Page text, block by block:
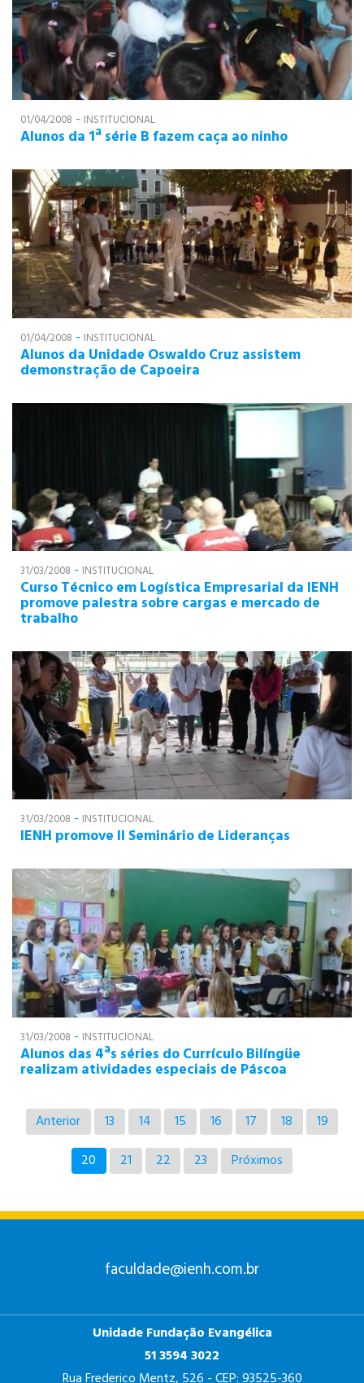
01/04/2008 - INSTITUCIONAL
Alunos da 1ª série B fazem caça ao ninho
01/04/2008 - INSTITUCIONAL
Alunos da Unidade Oswaldo Cruz assistem
demonstração de Capoeira
31/03/2008 - INSTITUCIONAL
Curso Técnico em Logística Empresarial da IENH
promove palestra sobre cargas e mercado de
trabalho
31/03/2008 - INSTITUCIONAL
IENH promove II Seminário de Lideranças
31/03/2008 - INSTITUCIONAL
Alunos das 4ªs séries do Currículo Bilíngüe
realizam atividades especiais de Páscoa
Anterior 13 14 15 16 17 18
19
20
21 22 23 Próximos
faculdade@ienh.com.br
Unidade Fundação Evangélica
51 3594 3022
Rua Frederico Mentz, 526 - CEP: 93525-360